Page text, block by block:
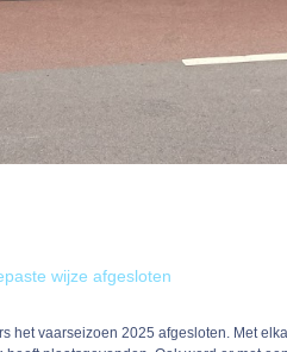
wijze afgesloten
het vaarseizoen 2025 afgesloten. Met